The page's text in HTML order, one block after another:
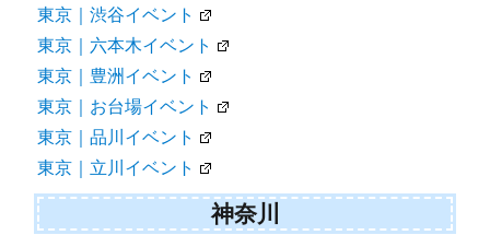
東京｜渋谷イベント
東京｜六本木イベント
東京｜豊洲イベント
東京｜お台場イベント
東京｜品川イベント
東京｜立川イベント
神奈川